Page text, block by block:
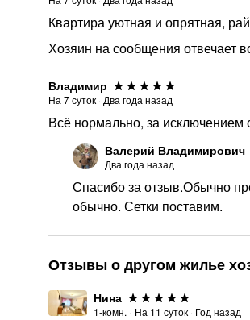
Квартира уютная и опрятная,
Хозяин на сообщения отвечает
Владимир
На 7суток · Два года назад
Всё нормально, за исключением
Валерий Владимирович
Два года назад
Спасибо за отзыв.Обычно
обычно. Сетки поставим.
Отзывы о другом жилье
Нина
1-комн. · На 11 суток · Год назад